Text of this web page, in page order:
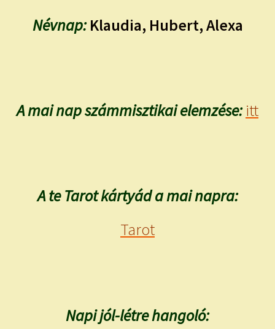
Névnap:Klaudia, Hubert, Alexa
A mai nap számmisztikai elemzése: itt
A te Tarot kártyád a mai napra:
Tarot
Napi jól-létre hangoló: